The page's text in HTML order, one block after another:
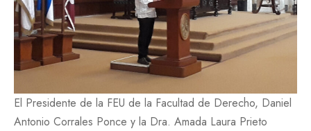
El Presidente de la FEU de la Facultad de Derecho, Daniel
Antonio Corrales Ponce y la Dra. Amada Laura Prieto